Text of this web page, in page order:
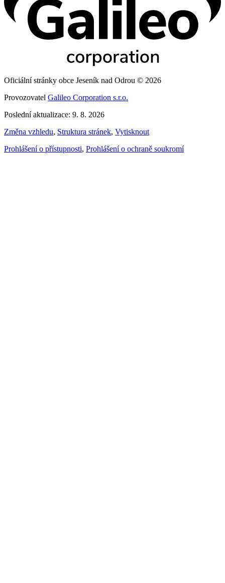
Oficiální stránky obce Jeseník nad Odrou © 2026
Provozovatel Galileo Corporation s.r.o.
Poslední aktualizace: 9. 8. 2026
Změna vzhledu, Struktura stránek, Vytisknout
Prohlášení o přístupnosti, Prohlášení o ochraně soukromí